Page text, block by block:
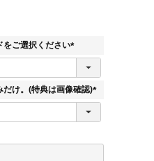
をご選択ください
(
須
け。(特典は画像確認)
(
)